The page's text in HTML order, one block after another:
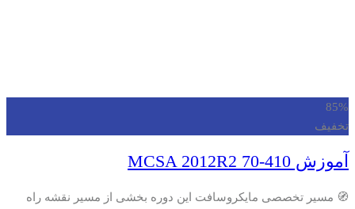
85%
تخفیف
آموزش MCSA 2012R2 70-410
🧭 مسیر تخصصی مایکروسافت این دوره بخشی از مسیر نقشه راه